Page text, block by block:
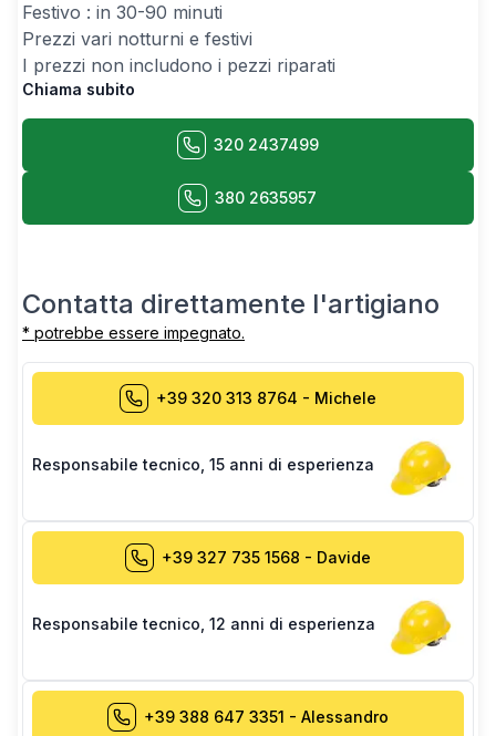
Festivo : in 30-90 minuti
Prezzi vari notturni e festivi
I prezzi non includono i pezzi riparati
Chiama subito
320 2437499
380 2635957
Contatta direttamente l'artigiano
* potrebbe essere impegnato.
+39 320 313 8764 - Michele
Responsabile tecnico 15 anni di esperienza
+39 327 735 1568 - Davide
Responsabile tecnico 12 anni di esperienza
+39 388 647 3351 - Alessandro